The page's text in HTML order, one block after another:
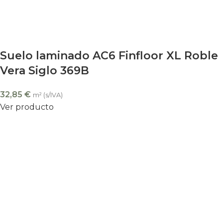
Suelo laminado AC6 Finfloor XL Roble
Vera Siglo 369B
32,85 € m² (s/IVA)
Ver producto